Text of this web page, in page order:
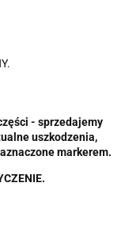
- sprzedajemy
uszkodzenia,
markerem.